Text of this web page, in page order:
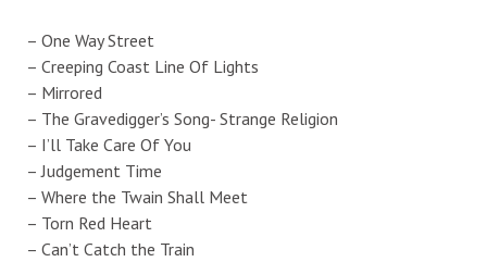
– One Way Street
– Creeping Coast Line Of Lights
– Mirrored
– The Gravedigger’s Song- Strange Religion
– I’ll Take Care Of You
– Judgement Time
– Where the Twain Shall Meet
– Torn Red Heart
– Can’t Catch the Train